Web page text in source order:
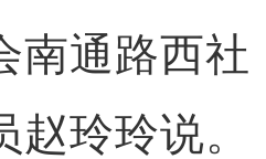
南通路西社
赵玲玲说。